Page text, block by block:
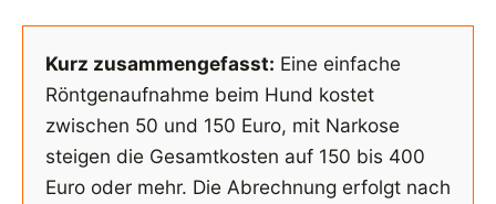
Kurz zusammengefasst: Eine einfache
Röntgenaufnahme beim Hund kostet
zwischen 50 und 150 Euro, mit Narkose
steigen die Gesamtkosten auf 150 bis 400
Euro oder mehr. Die Abrechnung erfolgt nach